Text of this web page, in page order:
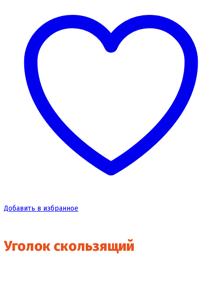
Добавить в избранное
Уголок скользящий